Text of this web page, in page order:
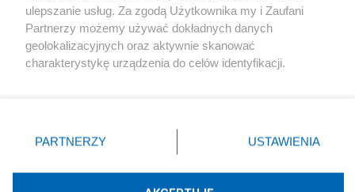
X Facebook Instagram Youtube
ulepszanie usług. Za zgodą Użytkownika my i Zaufani
Partnerzy możemy używać dokładnych danych
geolokalizacyjnych oraz aktywnie skanować
charakterystykę urządzenia do celów identyfikacji.
zmienić/wycofać klikając przycisk ustawień prywatności
znajdujący się w lewym dolnym rogu strony
rodzaje przetwarzania danych nie wymagają zgody
użytkownika, ale masz prawo sprzeciwić się takiemu
PARTNERZY USTAWIENIA